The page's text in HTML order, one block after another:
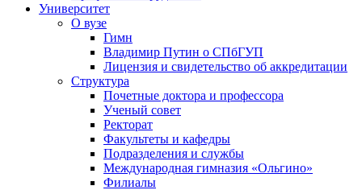
Университет
О вузе
Гимн
Владимир Путин о СПбГУП
Лицензия и свидетельство об аккредитации
Структура
Почетные доктора и профессора
Ученый совет
Ректорат
Факультеты и кафедры
Подразделения и службы
Международная гимназия «Ольгино»
Филиалы